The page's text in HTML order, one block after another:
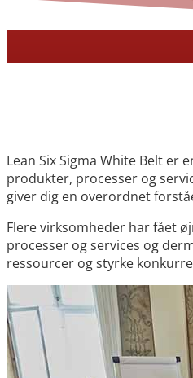
Lean Six Sigma White Belt
produkter, processer og
giver dig en overordnet
Flere virksomheder har fået
processer og services og
ressourcer og styrke